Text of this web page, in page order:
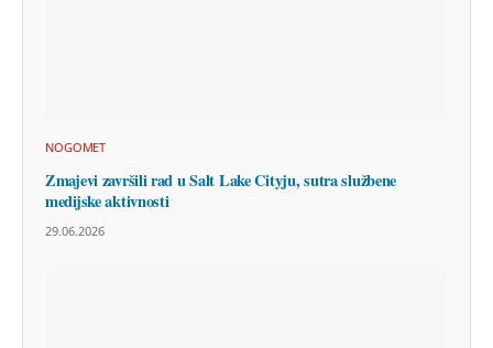
NOGOMET
Zmajevi završili rad u Salt Lake Cityju, sutra službene
medijske aktivnosti
29.06.2026